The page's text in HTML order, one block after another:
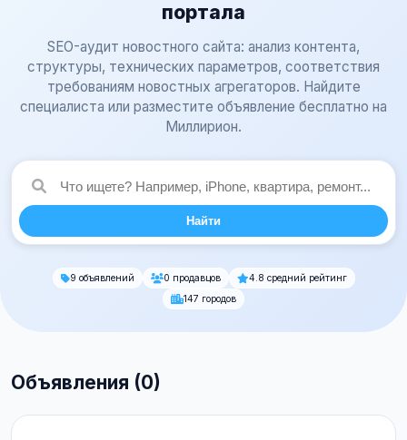
портала
SEO-аудит новостного сайта: анализ контента,
структуры, технических параметров, соответствия
требованиям новостных агрегаторов. Найдите
специалиста или разместите объявление бесплатно на
Миллирион.
Найти
9 объявлений 0 продавцов
4.8 средний рейтинг
147 городов
Объявления (0)